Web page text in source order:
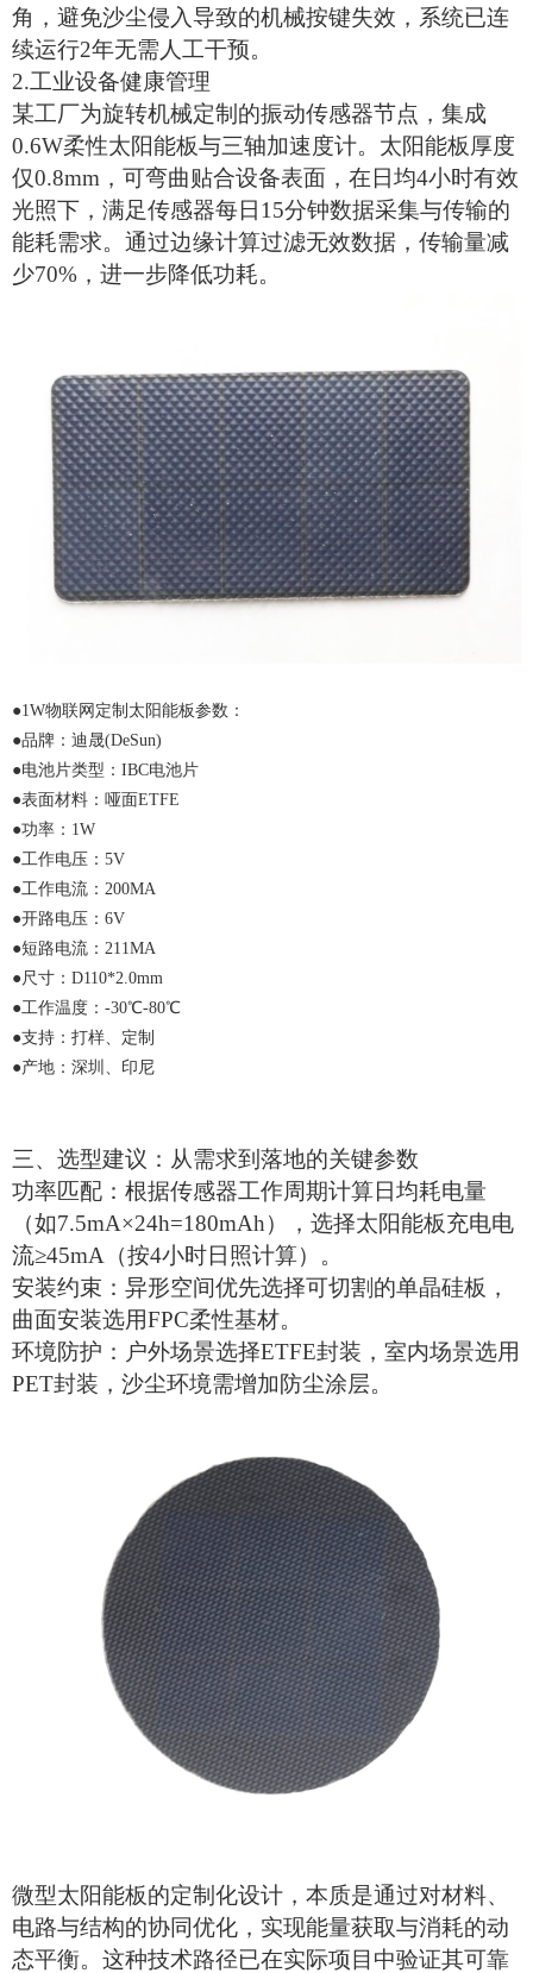
角，避免沙尘侵入导致的机械按键失效，系统已连
续运行2年无需人工干预。
2.‌工业设备健康管理‌
某工厂为旋转机械定制的振动传感器节点，集成
0.6W柔性太阳能板与三轴加速度计。太阳能板厚度
仅0.8mm，可弯曲贴合设备表面，在日均4小时有效
光照下，满足传感器每日15分钟数据采集与传输的
能耗需求。通过边缘计算过滤无效数据，传输量减
少70%，进一步降低功耗。
●1W物联网定制 太阳能板参数：
●品牌：迪晟(DeSun)
●电池片类型： IBC电池片
●表面材料：哑面ETFE
●功率： 1W
●工作电压： 5V
●工作电流： 200MA
●开路电压： 6V
●短路电流： 211MA
●尺寸： D110*2.0mm
●工作温度： -30℃-80℃
●支持：打样、定制
●产地：深圳、印尼
三、 选型建议：从需求到落地的关键参数
‌功率匹配‌：根据传感器工作周期计算日均耗电量
（如7.5mA×24h=180mAh），选择太阳能板充电电
流≥45mA（按4小时日照计算）。
‌安装约束‌：异形空间优先选择可切割的单晶硅板，
曲面安装选用FPC柔性基材。
‌环境防护‌：户外场景选择ETFE封装，室内场景选用
PET封装，沙尘环境需增加防尘涂层。
微型太阳能板的定制化设计，本质是通过对材料、
电路与结构的协同优化，实现能量获取与消耗的动
态平衡。这种技术路径已在实际项目中验证其可靠